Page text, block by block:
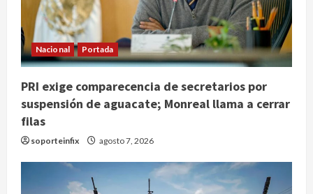
Nacional Portada
PRI exige comparecencia de secretarios por
suspensión de aguacate; Monreal llama a cerrar
filas
soporteinfix agosto 7, 2026
2
Hijos de presidentes bajo escrutinio
institucional en Brasil, Guinea
Ecuatorial, Angola y EE.UU.
agosto 7, 2026
Investiga Cofepris posible vínculo